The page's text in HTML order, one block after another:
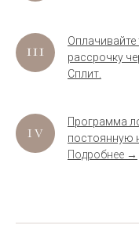
Оплачивайте
рассрочку
Сплит.
Программа
постоянную
Подробнее →